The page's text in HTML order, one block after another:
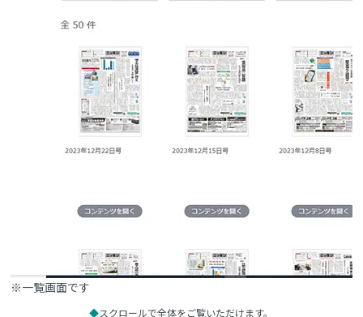
※一覧画面です
スクロールで全体をご覧いただけます。